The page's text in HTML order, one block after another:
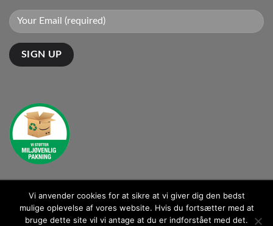
Kontakt: kontakt@ganto.dk
Vi anvender cookies for at sikre at vi giver dig den bedst
mulige oplevelse af vores website. Hvis du fortsætter med at
bruge dette site vil vi antage at du er indforstået med det.